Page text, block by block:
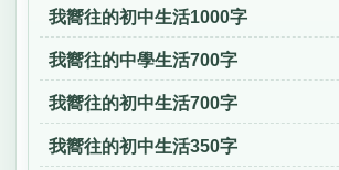
我嚮往的初中生活1000字
我嚮往的中學生活700字
我嚮往的初中生活700字
我嚮往的初中生活350字